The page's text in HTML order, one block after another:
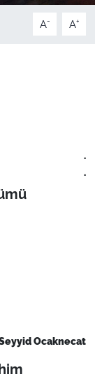
A- A+
.
.
Ocaknecat